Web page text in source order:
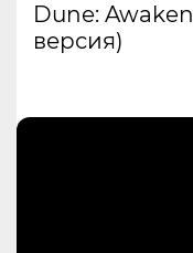
Dune:
версия)